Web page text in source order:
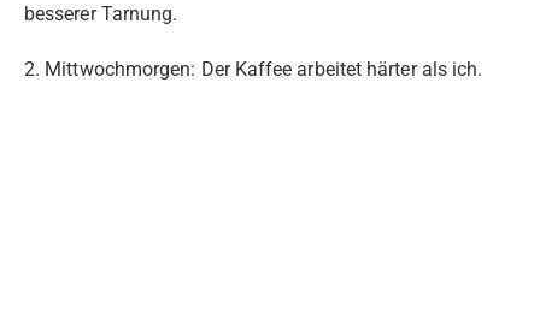
besserer Tarnung.
2. Mittwochmorgen: Der Kaffee arbeitet härter als ich.